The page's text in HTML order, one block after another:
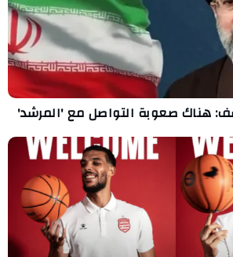
هناك صعوبة التواصل مع 'المرشد'